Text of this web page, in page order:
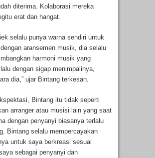
diterima. Kolaborasi mereka
erat dan hangat.
selalu punya warna sendiri untuk
aransemen musik, dia selalu
harmoni musik yang
dengan sigap menimpalinya,
dia,” ujar Bintang terkesan.
Bintang itu tidak seperti
arranger atau musisi lain yang saat
dengan penyanyi biasanya terlalu
Bintang selalu mempercayakan
untuk saya berkreasi sesuai
sebagai penyanyi dan